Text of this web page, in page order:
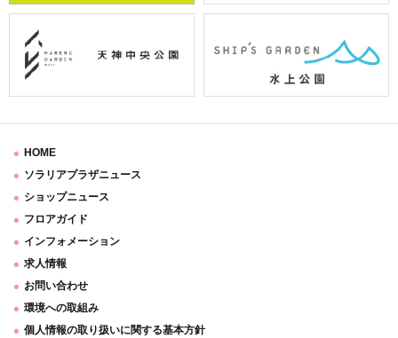
HOME
ソラリアプラザニュース
ショップニュース
フロアガイド
インフォメーション
求人情報
お問い合わせ
環境への取組み
個人情報の取り扱いに関する基本方針